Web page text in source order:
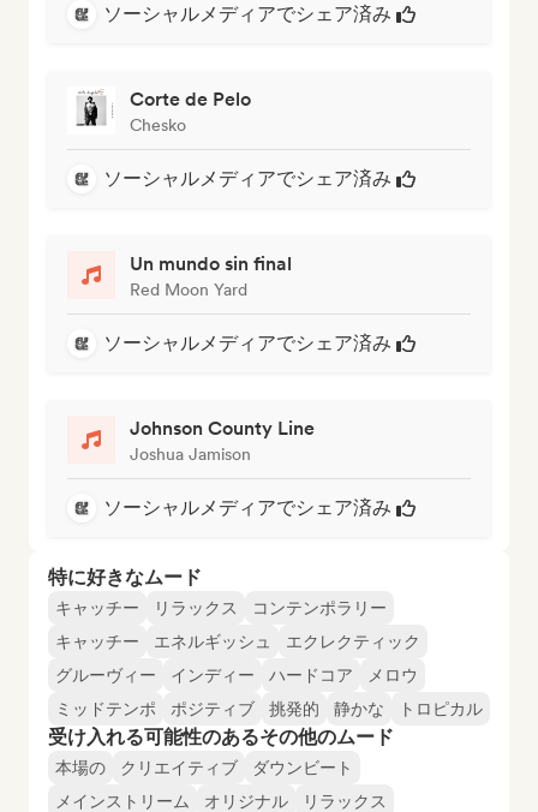
ソーシャルメディアでシェア済み
Corte de Pelo
Chesko
ソーシャルメディアでシェア済み
Un mundo sin final
Red Moon Yard
ソーシャルメディアでシェア済み
Johnson County Line
Joshua Jamison
ソーシャルメディアでシェア済み
特に好きなムード
キャッチー リラックス
コンテンポラリー
キャッチー
エネルギッシュ
エクレクティック
グルーヴィー
インディー ハードコア
メロウ
ミッドテンポ
ポジティブ 挑発的 静かな トロピカル
受け入れる可能性のあるその他のムード
本場の クリエイティブ
ダウンビート
メインストリーム
オリジナル
リラックス